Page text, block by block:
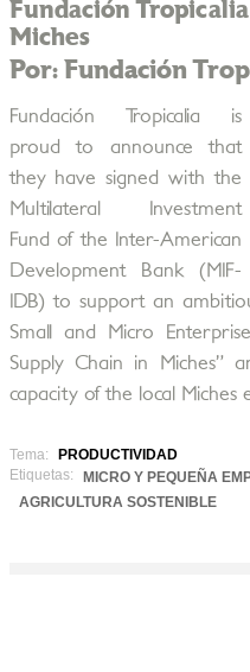
Fundación
Miches
Por: Fundación
Fundación Tropicalia is
proud to announce that
they have signed with the
Multilateral Investment
Fund of the Inter-American
Development Bank (MIF-
IDB) to support an
Small and Micro
Supply Chain in Miches”
capacity of the local Miches
Tema:
PRODUCTIVIDAD
Etiquetas:
MICRO Y PEQUEÑA
AGRICULTURA SOSTENIBLE